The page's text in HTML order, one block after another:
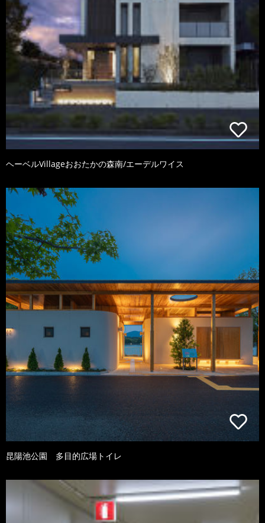
ヘーベルVillageおおたかの森南/エーデルワイス
昆陽池公園 多目的広場トイレ